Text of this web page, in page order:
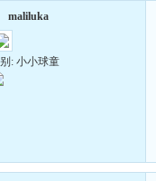
maliluka
: 小小球童